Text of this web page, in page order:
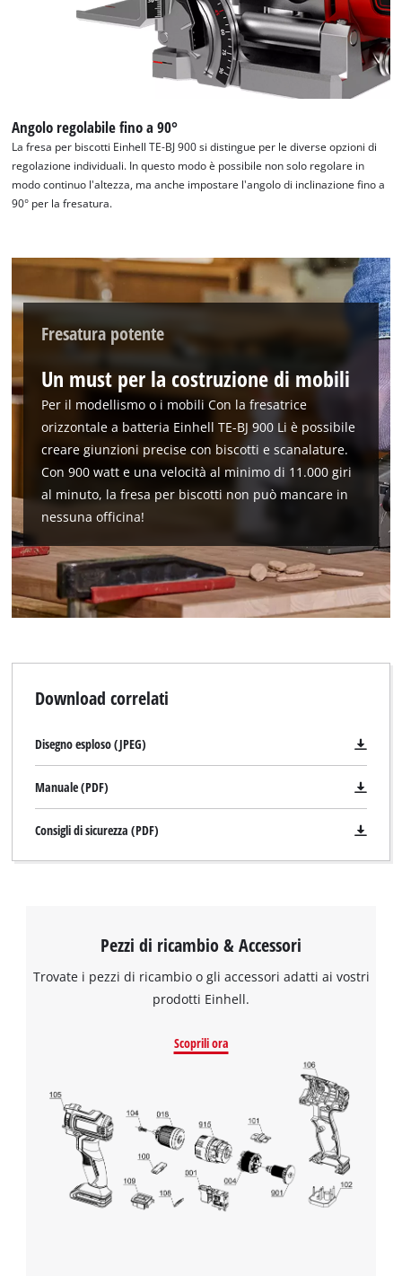
This content is not permitted to load due
to trackers that are not disclosed to the
visitor. The website owner needs to setup
the site with their CMP to add this content
to the list of technologies used.
Powered by
Management Platform
Angolo regolabile fino a 90°
La fresa per biscotti Einhell TE-BJ 900 si distingue per le diverse opzioni di
regolazione individuali. In questo modo è possibile non solo regolare in
modo continuo l'altezza, ma anche impostare l'angolo di inclinazione fino a
90° per la fresatura.
Fresatura potente
Un must per la costruzione di mobili
Per il modellismo o i mobili Con la fresatrice
orizzontale a batteria Einhell TE-BJ 900 Li è possibile
creare giunzioni precise con biscotti e scanalature.
Con 900 watt e una velocità al minimo di 11.000 giri
al minuto, la fresa per biscotti non può mancare in
nessuna officina!
Download correlati
Disegno esploso (JPEG)
Manuale (PDF)
Consigli di sicurezza (PDF)
Pezzi di ricambio & Accessori
Trovate i pezzi di ricambio o gli accessori adatti ai vostri
prodotti Einhell.
Scoprili ora